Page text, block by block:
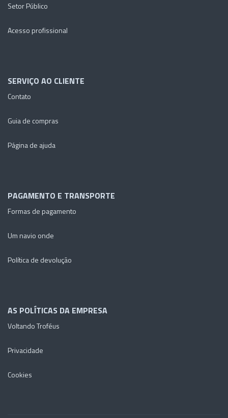
Setor Público
Acesso profissional
SERVIÇO AO CLIENTE
Contato
Guia de compras
Página de ajuda
PAGAMENTO E TRANSPORTE
Formas de pagamento
Um navio onde
Política de devolução
AS POLÍTICAS DA EMPRESA
Voltando Troféus
Privacidade
Cookies